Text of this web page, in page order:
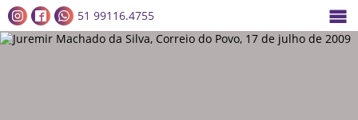
51 99116.4755